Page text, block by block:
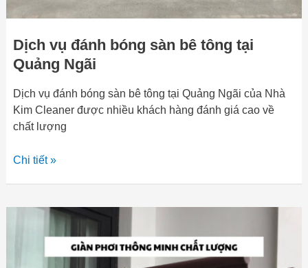
Dịch vụ đánh bóng sàn bê tông tại
Quảng Ngãi
Dịch vụ đánh bóng sàn bê tông tại Quảng Ngãi của Nhà
Kim Cleaner được nhiều khách hàng đánh giá cao về
chất lượng
Chi tiết »